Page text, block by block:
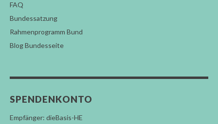
FAQ
Bundessatzung
Rahmenprogramm Bund
Blog Bundesseite
SPENDENKONTO
Empfänger: dieBasis-HE